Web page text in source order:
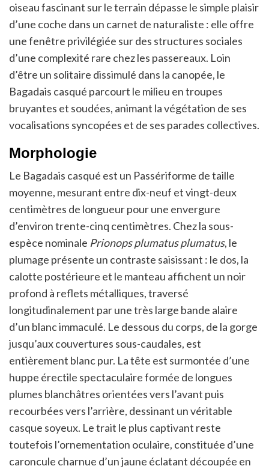
oiseau fascinant sur le terrain dépasse le simple plaisir
d’une coche dans un carnet de naturaliste : elle offre
une fenêtre privilégiée sur des structures sociales
d’une complexité rare chez les passereaux. Loin
d’être un solitaire dissimulé dans la canopée, le
Bagadais casqué parcourt le milieu en troupes
bruyantes et soudées, animant la végétation de ses
vocalisations syncopées et de ses parades collectives.
Morphologie
Le Bagadais casqué est un Passériforme de taille
moyenne, mesurant entre dix-neuf et vingt-deux
centimètres de longueur pour une envergure
d’environ trente-cinq centimètres. Chez la sous-
espèce nominale Prionops plumatus plumatus, le
plumage présente un contraste saisissant : le dos, la
calotte postérieure et le manteau affichent un noir
profond à reflets métalliques, traversé
longitudinalement par une très large bande alaire
d’un blanc immaculé. Le dessous du corps, de la gorge
jusqu’aux couvertures sous-caudales, est
entièrement blanc pur. La tête est surmontée d’une
huppe érectile spectaculaire formée de longues
plumes blanchâtres orientées vers l’avant puis
recourbées vers l’arrière, dessinant un véritable
casque soyeux. Le trait le plus captivant reste
toutefois l’ornementation oculaire, constituée d’une
caroncule charnue d’un jaune éclatant découpée en